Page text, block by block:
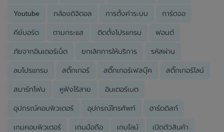
Youtube กล้องดิจิตอล การตั้งค่าระบบ การ์ดจอ
คีย์บอร์ด ตามกระแส ติดตั้งโปรแกรม ฟอนต์
ภัยจากอินเตอร์เน็ต ยกเลิกการให้บริการ รหัสผ่าน
ลบโปรแกรม สติ๊กเกอร์ สติ๊กเกอร์เฟสบุ๊ค สติ๊กเกอร์ไลน์
สมาร์ทโฟน หูฟังไร้สาย อินเตอร์เนต
อุปกรณ์คอมพิวเตอร์ อุปกรณ์โทรศัพท์ ฮาร์ดดิสก์
เกมคอมพิวเตอร์ เกมมือถือ เกมไลน์ เปิดตัวสินค้า